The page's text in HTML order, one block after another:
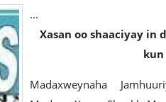
...
Xasan oo shaaciyay in
kun
Madaxweynaha